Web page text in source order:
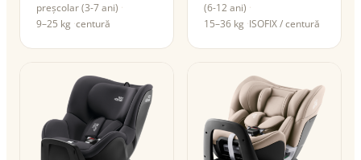
preșcolar (3-7 ani)
9–25 kg centură
(6-12 ani)
15–36 kg ISOFIX / centură